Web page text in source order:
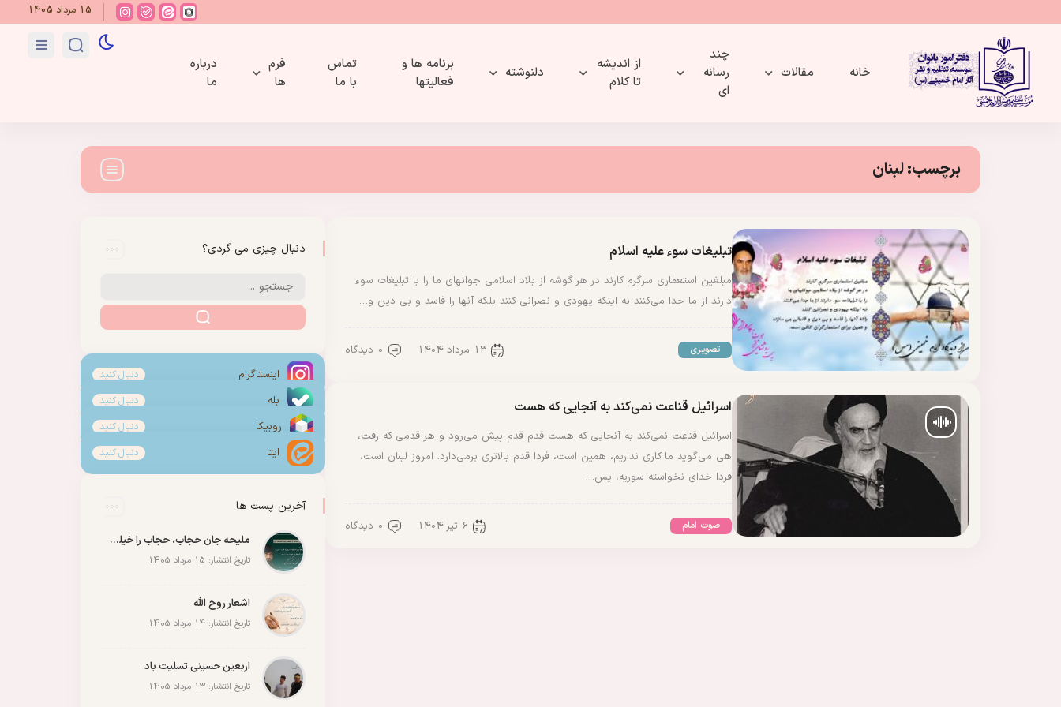
15 مرداد 1405
خانه مقالات
چند
رسانه
ای
از اندیشه
تا کلام
دلنوشته
برنامه ها و
فعالیتها
تماس
با ما
فرم
ها
درباره
ما
برچسب:لبنان
تبلیغات سوء علیه اسلام
مبلغین استعماری سرگرم کارند در هر گوشه از بلاد اسلامی جوانهای ما را با تبلیغات سوء
دارند از ما جدا می‌کنند نه اینکه یهودی و نصرانی کنند بلکه آنها را فاسد و بی دین و…
تصویری 13 مرداد 1404 0 دیدگاه
اسرائیل قناعت نمی‌کند به آنجایی که هست
اسرائیل قناعت نمی‌کند به آنجایی که هست قدم قدم پیش می‌رود و هر قدمی که رفت،
هی می‌گوید ما کاری نداریم، همین است، فردا قدم بالاتری برمی‌دارد. امروز لبنان است،
فردا خدای نخواسته سوریه، پس…
صوت امام 6 تیر 1404 0 دیدگاه
دنبال چیزی می گردی؟
اینستاگرام دنبال کنید
بله دنبال کنید
روبیکا دنبال کنید
ایتا دنبال کنید
آخرین پست ها
ملیحه جان حجاب، حجاب را خیلی زیاد رعایت کن
تاریخ انتشار: 15 مرداد 1405
اشعار روح الله
تاریخ انتشار: 14 مرداد 1405
اربعین حسینی تسلیت باد
تاریخ انتشار: 13 مرداد 1405